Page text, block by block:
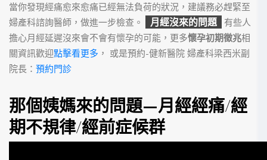
當你發現經痛愈來愈痛已經無法負荷的狀況，建議務必趕緊至
婦產科諮詢醫師，做進一步檢查。
月經沒來的問題
有些人
擔心月經延遲沒來會不會有懷孕的可能，更多懷孕初期徵兆相
關資訊歡迎點擊看更多 ， 或是預約-健新醫院 婦產科梁西米副
院長： 預約門診
那個姨媽來的問題—月經經痛/經
期不規律/經前症候群